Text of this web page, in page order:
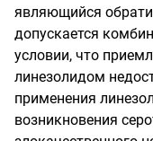
являющийся
допускается
условии, что
линезолидом
применения
возникновения